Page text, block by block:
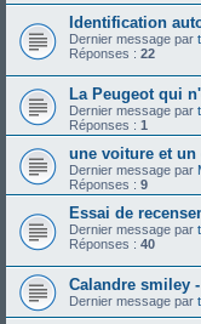
Identification
Dernier message par
Réponses : 22
La Peugeot qui
Dernier message par
Réponses : 1
une voiture et un
Dernier message par
Réponses : 9
Essai de
Dernier message par
Réponses : 40
Calandre smiley
Dernier message par